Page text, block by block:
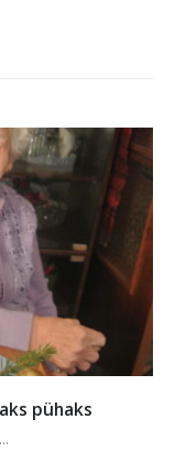
...